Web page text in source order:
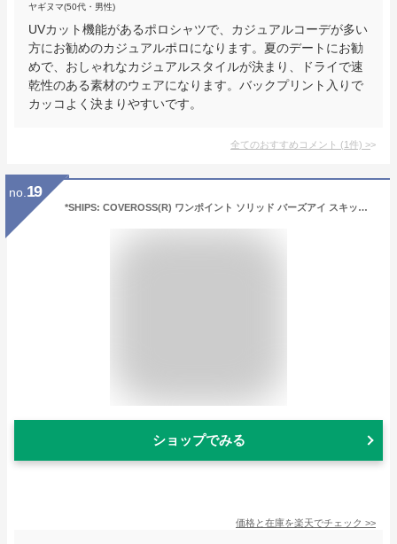
ヤギヌマ(50代・男性)
UVカット機能があるポロシャツで、カジュアルコーデが多い
方にお勧めのカジュアルポロになります。夏のデートにお勧
めで、おしゃれなカジュアルスタイルが決まり、ドライで速
乾性のある素材のウェアになります。バックプリント入りで
カッコよく決まりやすいです。
全てのおすすめコメント (1件) >
no. 19
*SHIPS: COVEROSS(R) ワンポイント ソリッド バーズアイ スキッパー ポロシャツ／シップス（SHIPS）
ショップでみる
価格と在庫を楽天でチェック >>